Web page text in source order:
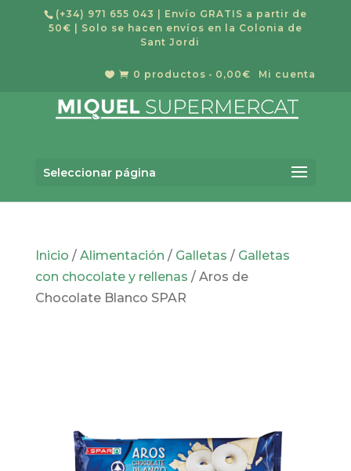
(+34) 971 655 043
| Envío GRATIS a partir de
50€ | Solo se hacen envíos en la Colonia de
Sant Jordi
Mi cuenta
  0 productos 0,00€
Seleccionar página
de
productos
Inicio / Alimentación / Galletas / Galletas
con chocolate y rellenas / Aros de
Chocolate Blanco SPAR